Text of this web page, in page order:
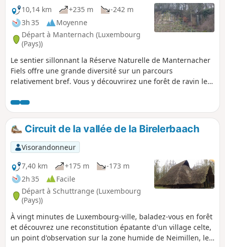
10,14 km
+235 m
-242 m
3h 35
Moyenne
Départ à Manternach (Luxembourg
(Pays))
Le sentier sillonnant la Réserve Naturelle de Manternacher
Fiels offre une grande diversité sur un parcours
relativement bref. Vous y découvrirez une forêt de ravin le
vignoble en pleine forêt, une vallée romantique traversée
par la Schlammbaach pouvant devenir torrent suivant son
débit, de magnifiques paysages, des vergers ainsi que des
vestiges d'un moulin à bois. Beaucoup de panneaux
didactiques en français jalonnent le parcours.
Circuit de la vallée de la Birelerbaach
Visorandonneur
7,40 km
+175 m
-173 m
2h 35
Facile
Départ à Schuttrange (Luxembourg
(Pays))
À vingt minutes de Luxembourg-ville, baladez-vous en forêt
et découvrez une reconstitution épatante d'un village celte,
un point d'observation sur la zone humide de Neimillen, le